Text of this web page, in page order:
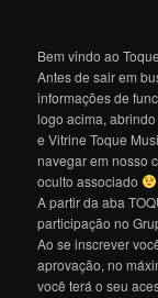
Bem vindo ao
Antes de sair em
informações de
logo acima,
e Vitrine Toque
navegar em nosso
oculto associado
A partir da aba
participação no
Ao se inscrever
aprovação, no
você terá o seu